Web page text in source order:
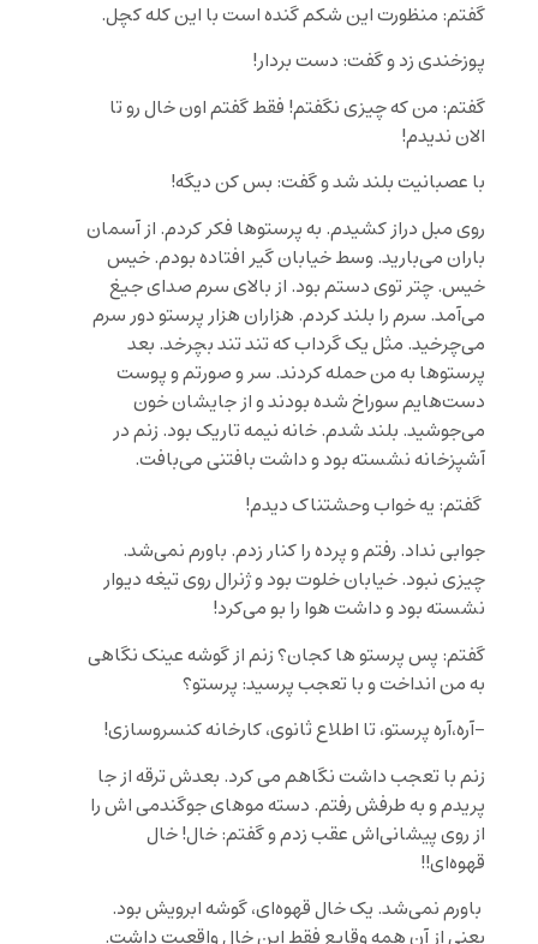
گفتم: منظورت این شکم گنده است با این کله کچل.
پوزخندی زد و گفت: دست بردار!
گفتم: من که چیزی نگفتم! فقط گفتم اون خال رو تا
الان ندیدم!
با عصبانیت بلند شد و گفت: بس کن دیگه!
روی مبل دراز کشیدم. به پرستوها فکر کردم. از آسمان
باران می‌بارید. وسط خیابان گیر افتاده بودم. خیس
خیس. چتر توی دستم بود. از بالای سرم صدای جیغ
می‌آمد. سرم را بلند کردم. هزاران هزار پرستو دور سرم
می‌چرخید. مثل یک گرداب که تند تند بچرخد. بعد
پرستوها به من حمله کردند. سر و صورتم و پوست
دست‌هایم سوراخ شده بودند و از جایشان خون
می‌جوشید. بلند شدم. خانه نیمه تاریک بود. زنم در
آشپزخانه نشسته بود و داشت بافتنی می‌بافت.
گفتم: یه خواب وحشتناک دیدم!
جوابی نداد. رفتم و پرده را کنار زدم. باورم نمی‌شد.
چیزی نبود. خیابان خلوت بود و ژنرال روی تیغه دیوار
نشسته بود و داشت هوا را بو می‌کرد!
گفتم: پس پرستو ها کجان؟ زنم از گوشه عینک نگاهی
به من انداخت و با تعجب پرسید: پرستو؟
-آره،آره‌ پرستو، تا اطلاع ثانوی، کارخانه کنسروسازی!
زنم با تعجب داشت نگاهم می کرد. بعدش ترقه از جا
پریدم و به طرفش رفتم. دسته موهای جوگندمی اش را
از روی پیشانی‌اش عقب زدم و گفتم: خال! خال
قهوه‌ای!!
باورم نمی‌شد. یک خال قهوه‌ای، گوشه ابرویش بود.
یعنی از آن همه وقایع فقط این خال واقعیت داشت.